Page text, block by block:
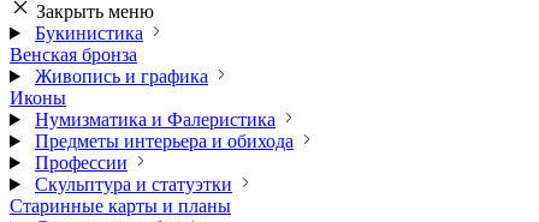
Закрыть меню
Букинистика
Венская бронза
Живопись и графика
Иконы
Нумизматика и Фалеристика
Предметы интерьера и обихода
Профессии
Скульптура и статуэтки
Старинные карты и планы